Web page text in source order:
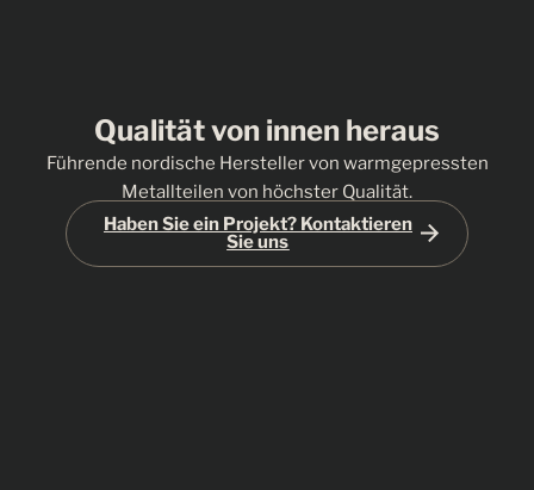
Willkommen bei Mattsson Metal
Qualität von innen heraus
Führende nordische Hersteller von warmgepressten
Metallteilen von höchster Qualität.
Haben Sie ein Projekt? Kontaktieren
Sie uns